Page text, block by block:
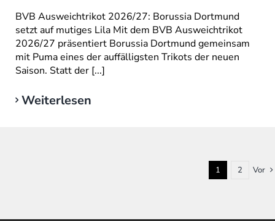
BVB Ausweichtrikot 2026/27: Borussia Dortmund
setzt auf mutiges Lila Mit dem BVB Ausweichtrikot
2026/27 präsentiert Borussia Dortmund gemeinsam
mit Puma eines der auffälligsten Trikots der neuen
Saison. Statt der [...]
Weiterlesen
1 2 Vor